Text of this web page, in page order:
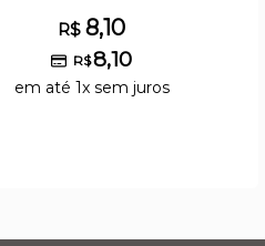
R$8,10
R$8,10
em até 1x sem juros